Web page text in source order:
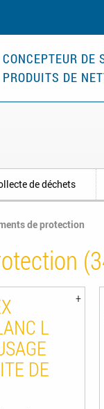
CONCEPTEUR DE
PRODUITS DE
de déchets
de protection
L
DE